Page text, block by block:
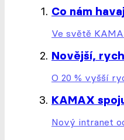
Co nám
Ve světě
Novější,
O 20 % vyšší
KAMAX
Nový intranet